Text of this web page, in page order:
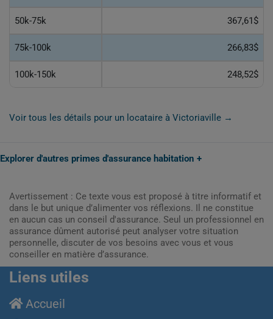
50k-75k 367,61$
75k-100k 266,83$
100k-150k 248,52$
Voir tous les détails pour un locataire à Victoriaville →
Explorer d'autres primes d'assurance habitation
Avertissement : Ce texte vous est proposé à titre informatif et
dans le but unique d’alimenter vos réflexions. Il ne constitue
en aucun cas un conseil d'assurance. Seul un professionnel en
assurance dûment autorisé peut analyser votre situation
personnelle, discuter de vos besoins avec vous et vous
conseiller en matière d’assurance.
Liens utiles
Accueil